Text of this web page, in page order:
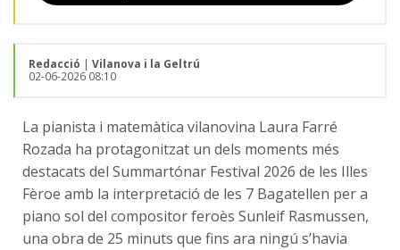
Redacció | Vilanova i la Geltrú
02-06-2026 08:10
La pianista i matemàtica vilanovina Laura Farré
Rozada ha protagonitzat un dels moments més
destacats del Summartónar Festival 2026 de les Illes
Fèroe amb la interpretació de les 7 Bagatellen per a
piano sol del compositor feroès Sunleif Rasmussen,
una obra de 25 minuts que fins ara ningú s’havia